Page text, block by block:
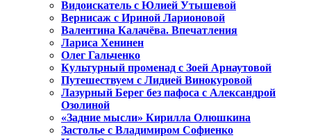
Видоискатель с Юлией Утышевой
Вернисаж с Ириной Ларионовой
Валентина Калачёва. Впечатления
Лариса Хенинен
Олег Гальченко
Культурный променад с Зоей Арнаутовой
Путешествуем с Лидией Винокуровой
Лазурный Берег без пафоса с Александрой
Озолиной
«Задние мысли» Кирилла Олюшкина
Застолье с Владимиром Софиенко